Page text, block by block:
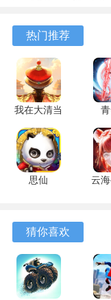
故，即使在当今的游
3、隋唐英杰传真实
数上演，完成统一大
游戏描述
1、讲述了英雄们为
火纷飞群雄逐鹿的
味瓦岗英雄波澜壮阔
的地形地貌，参考
此再根据团队的创
给你带来与众不同的
3、玩家在游戏内可
安卓版
122.7.291
热门推荐
我在大清当
皇帝
10.8.0.0 官
方版
思仙
云
猜你喜欢